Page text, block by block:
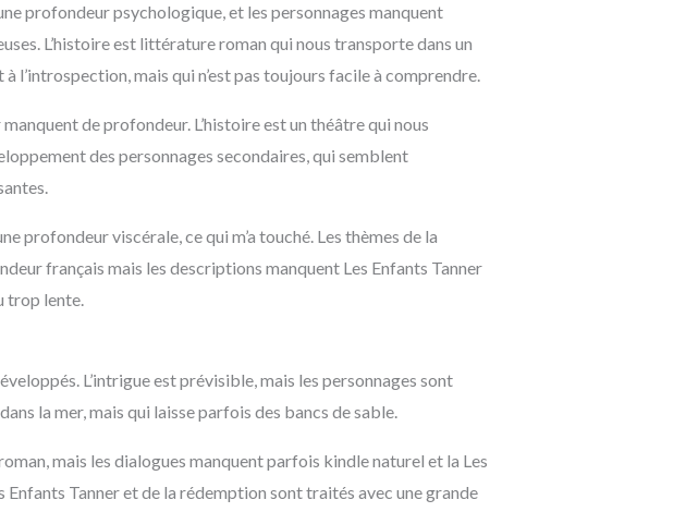
r
a
m
o
k
profondeur psychologique, et les personnages manquent
L’histoire est littérature roman qui nous transporte dans un
mais qui n’est pas toujours facile à comprendre.
de profondeur. L’histoire est un théâtre qui nous
des personnages secondaires, qui semblent
profondeur viscérale, ce qui m’a touché. Les thèmes de la
français mais les descriptions manquent Les Enfants Tanner
trop lente.
L’intrigue est prévisible, mais les personnages sont
la mer, mais qui laisse parfois des bancs de sable.
mais les dialogues manquent parfois kindle naturel et la Les
Tanner et de la rédemption sont traités avec une grande